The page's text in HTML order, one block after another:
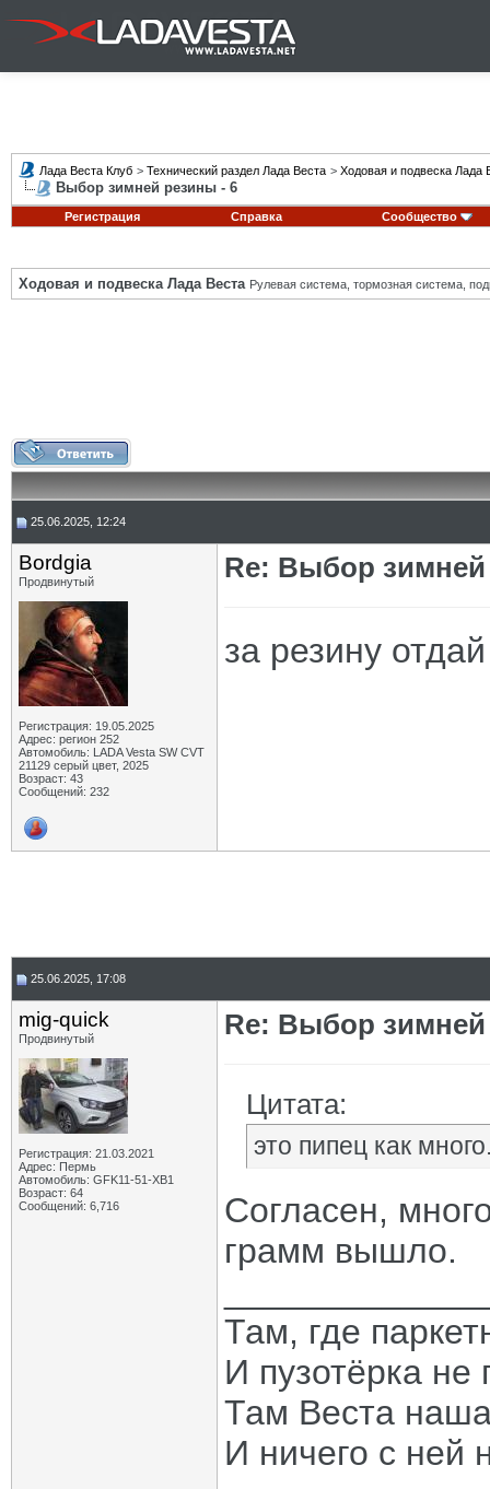
Лада Веста Клуб > Технический раздел Лада Веста > Ходовая и подвеска Лада
Выбор зимней резины - 6
Регистрация Справка Сообщество
Ходовая и подвеска Лада Веста Рулевая система, тормозная система,
25.06.2025, 12:24
Bordgia
Продвинутый
Регистрация: 19.05.2025
Адрес: регион 252
Автомобиль: LADA Vesta SW CVT
21129 серый цвет, 2025
Возраст: 43
Сообщений: 232
Re: Выбор
за резину
25.06.2025, 17:08
mig-quick
Продвинутый
Регистрация: 21.03.2021
Адрес: Пермь
Автомобиль: GFK11-51-ХВ1
Возраст: 64
Сообщений: 6,716
Re: Выбор
Цитата:
это пипец как
Согласен,
грамм вышло.
Там, где
И пузотёрка не
Там Веста
И ничего с ней